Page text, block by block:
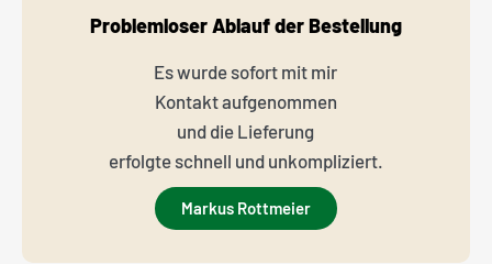
Problemloser Ablauf der Bestellung
Es wurde sofort mit mir
Kontakt aufgenommen
und die Lieferung
erfolgte schnell und unkompliziert.
Markus Rottmeier